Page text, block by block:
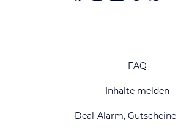
FAQ
Inhalte melden
Deal-Alarm,